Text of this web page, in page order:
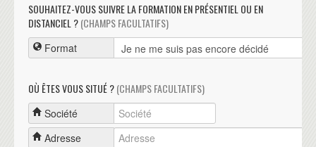
SOUHAITEZ-VOUS SUIVRE LA FORMATION EN PRÉSENTIEL OU EN
DISTANCIEL ?(CHAMPS FACULTATIFS)
Format
OÙ ÊTES VOUS SITUÉ ?(CHAMPS FACULTATIFS)
Société
Adresse